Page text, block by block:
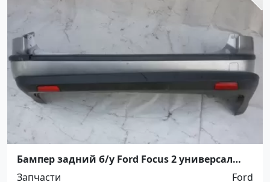
Бампер задний б/у Ford Focus 2 универсал
Краснодар
Запчасти Ford